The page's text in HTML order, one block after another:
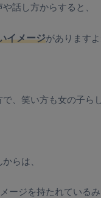
話し方からすると、
イメージがありますよ
、笑い方も女の子ら
らは、
ージを持たれているみ